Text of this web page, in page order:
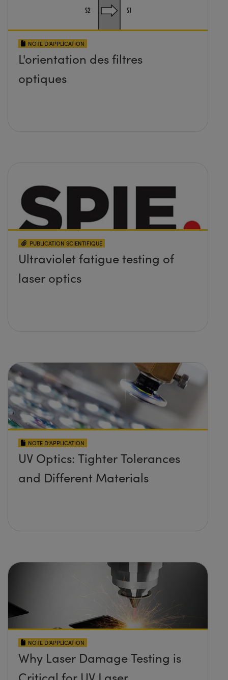
NOTE D’APPLICATION
L'orientation des filtres
optiques
PUBLICATION SCIENTIFIQUE
Ultraviolet fatigue testing of
laser optics
NOTE D’APPLICATION
UV Optics: Tighter Tolerances
and Different Materials
NOTE D’APPLICATION
Why Laser Damage Testing is